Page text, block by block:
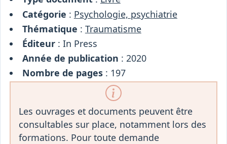
Catégorie : Psychologie, psychiatrie
Thématique : Traumatisme
Éditeur: In Press
Année de publication : 2020
Nombre de pages: 197
Les ouvrages et documents peuvent être
consultables sur place, notamment lors des
formations. Pour toute demande